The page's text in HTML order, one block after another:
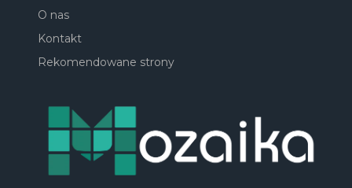
O nas
Kontakt
Rekomendowane strony